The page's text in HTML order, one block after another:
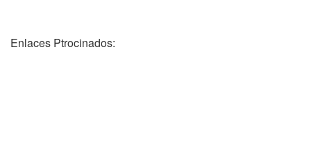
Enlaces Ptrocinados: